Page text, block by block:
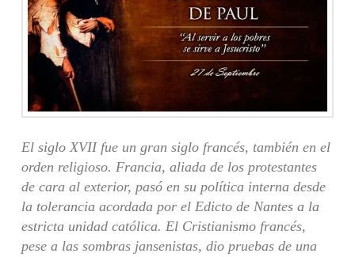
El siglo XVII fue un gran siglo francés, también en el
orden religioso. Francia, aliada de los protestantes
de cara al exterior, pasó en su política interna desde
la tolerancia acordada por el Edicto de Nantes a la
estricta unidad cató­lica. El Cristianismo francés,
pese a las sombras jansenis­tas, dio pruebas de una